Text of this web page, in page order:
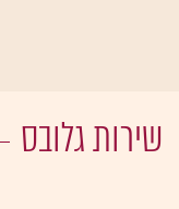
שירות גלובס